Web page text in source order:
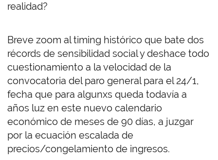
realidad?
Breve zoom al timing histórico que bate dos
récords de sensibilidad social y deshace todo
cuestionamiento a la velocidad de la
convocatoria del paro general para el 24/1,
fecha que para algunxs queda todavía a
años luz en este nuevo calendario
económico de meses de 90 días, a juzgar
por la ecuación escalada de
precios/congelamiento de ingresos.